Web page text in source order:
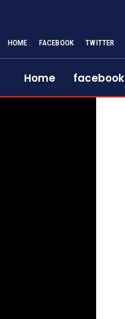
HOME FACEBOOK TWITTER
Home facebook